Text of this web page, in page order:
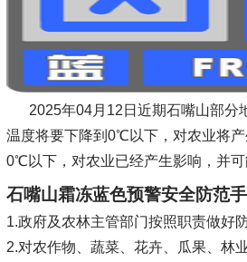
2025年04月12日近期石嘴山部分
温度将要下降到0℃以下，对农业将产
0℃以下，对农业已经产生影响，并可
石嘴山霜冻蓝色预警安全防范
1.政府及农林主管部门按照职责做好
2.对农作物、蔬菜、花卉、瓜果、林